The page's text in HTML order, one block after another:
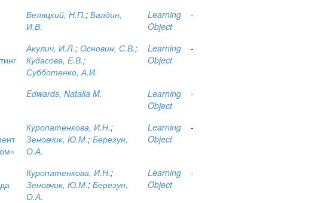
Беляцкий, Н.П.;Балдин,
И.В.
Learning
Object
-
Акулич, И.Л.;Основин, С.В.;
Кудасова, Е.В.;
Субботенко, А.И.
Learning
Object
-
Edwards, Natalia M.
Learning
Object
-
Куропатенкова, И.Н.;
Зеновчик, Ю.М.;Березун,
О.А.
Learning
Object
-
Куропатенкова, И.Н.;
Зеновчик, Ю.М.;Березун,
О.А.
Learning
Object
-